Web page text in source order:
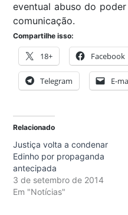
eventual abuso do
comunicação.
Compartilhe isso:
18+ Facebook
Telegram E-
Relacionado
Justiça volta a condenar
Edinho por propaganda
antecipada
3 de setembro de 2014
Em "Notícias"